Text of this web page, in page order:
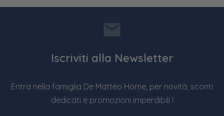
Iscriviti alla Newsletter
Entra nella famiglia De Matteo Home, per novità, sconti
dedicati e promozioni imperdibili !